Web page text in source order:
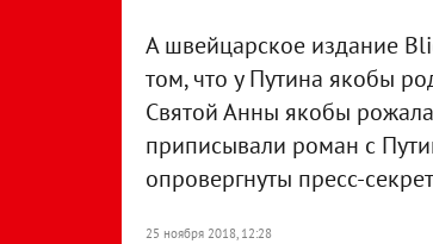
А швейцарское издание
том, что у Путина якобы
Святой Анны якобы рожала
приписывали роман с
опровергнуты пресс-
25 ноября 2018, 12:28